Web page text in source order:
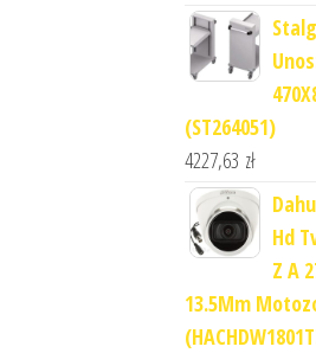
(ST264051)
4227,63 zł
Hd
Z A
13.5Mm